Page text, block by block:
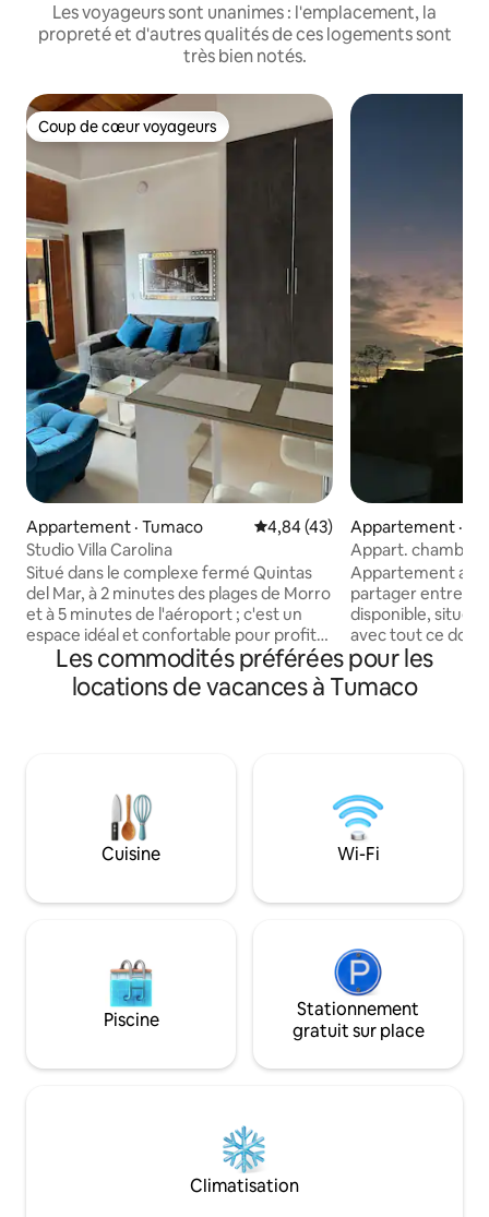
Les voyageurs sont unanimes : l'emplacement, la
propreté et d'autres qualités de ces logements sont
très bien notés.
Coup de cœur voyageurs
Coup de cœur voyageurs
Appartement · Tumaco Note moyenne de 4,84 sur 5,
4,84 (43)
Studio Villa Carolina
Situé dans le complexe fermé Quintas
del Mar, à 2 minutes des plages de Morro
et à 5 minutes de l'aéroport ; c'est un
espace idéal et confortable pour profiter
en famille, en couple ou
individuellement, entièrement meublé ;
il dispose d'un parking privé, d'une
d'autres éléments de cuisine ; il vous
suffit d'apporter votre valise. Ce sont
des studios dans un secteur très calme
et agréable au milieu d'un
Appartement ·
Appart. chambre
Colón Tumaco
Appartement
partager entre 1
disponible, situé
avec tout ce dont
portée de main, à
maisons de
° Parc de loisirs
° Observation
salades de fruits
° Espaces de
traditionnelle. °
Les commodités préférées pour les
locations de vacances à Tumaco
Cuisine Wi-Fi
Piscine
Stationnement
gratuit sur place
Climatisation